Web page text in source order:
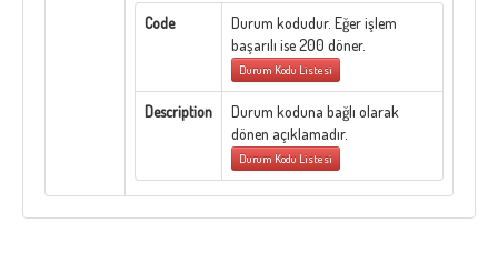
Code
Durum kodudur. Eğer işlem
başarılı ise 200 döner.
Durum Kodu Listesi
Description
Durum koduna bağlı olarak
dönen açıklamadır.
Durum Kodu Listesi